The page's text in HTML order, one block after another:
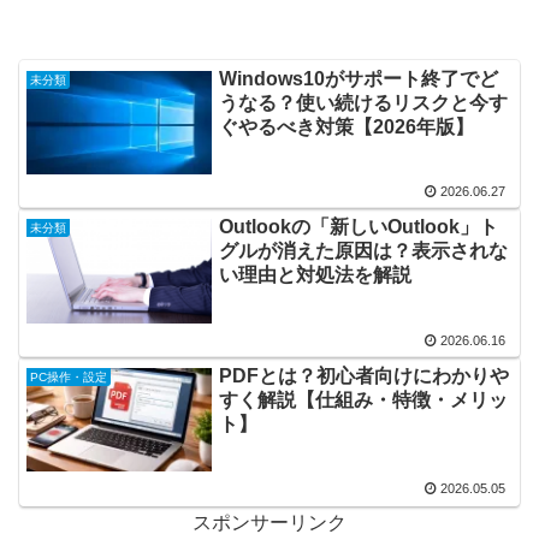
未分類
Windows10がサポート終了でど
うなる？使い続けるリスクと今す
ぐやるべき対策【2026年版】
2026.06.27
未分類
Outlookの「新しいOutlook」ト
グルが消えた原因は？表示されな
い理由と対処法を解説
2026.06.16
PC操作・設定
PDFとは？初心者向けにわかりや
すく解説【仕組み・特徴・メリッ
ト】
2026.05.05
スポンサーリンク